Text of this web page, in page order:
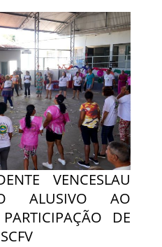
VENCESLAU
ALUSIVO AO
DE